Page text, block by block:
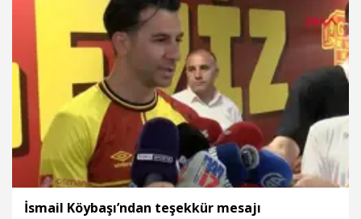
İsmail Köybaşı’ndan teşekkür mesajı